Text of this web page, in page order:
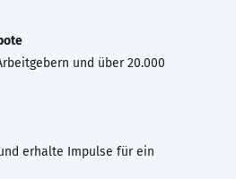
und über 20.000
erhalte Impulse für ein